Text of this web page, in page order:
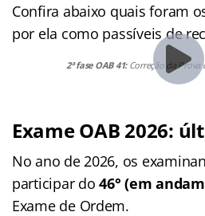
Confira abaixo quais foram
por ela como passíveis de
2ª fase OAB 41:Correção da Prova
Exame OAB 2026:
No ano de 2026, os
participar do46° (em
Exame de Ordem.